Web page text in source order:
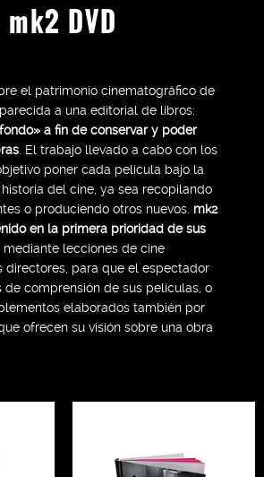
mk2 DVD
el patrimonio cinematográfico de
a una editorial de libros:
a fin de conservar y poder
. El trabajo llevado a cabo con los
poner cada película bajo la
del cine, ya sea recopilando
o produciendo otros nuevos. mk2
en la primera prioridad de sus
mediante lecciones de cine
directores, para que el espectador
de comprensión de sus películas, o
elaborados también por
ofrecen su visión sobre una obra